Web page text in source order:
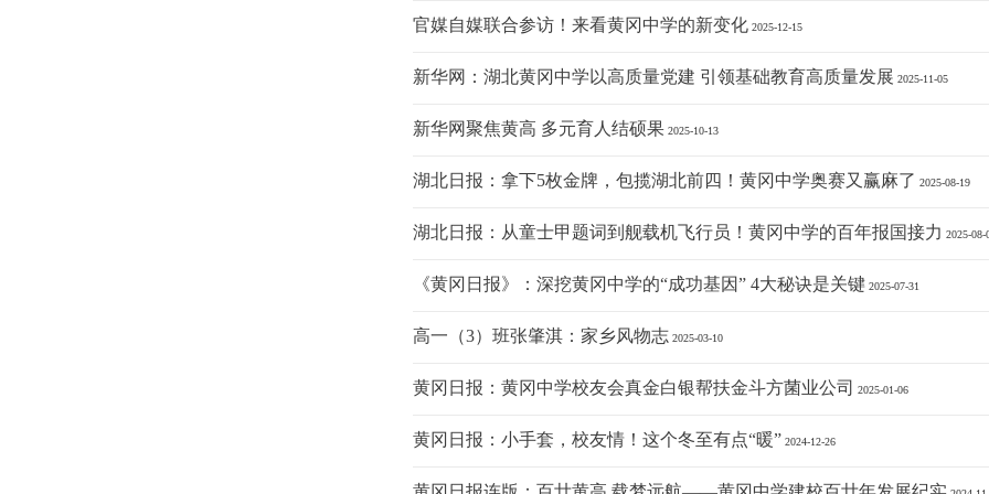
官媒自媒联合参访！来看黄冈中学的新变化 2025-12-15
新华网：湖北黄冈中学以高质量党建 引领基础教育高质量发展 2025-11-05
新华网聚焦黄高 多元育人结硕果 2025-10-13
湖北日报：拿下5枚金牌，包揽湖北前四！黄冈中学奥赛又赢麻了 2025-08-19
湖北日报：从童士甲题词到舰载机飞行员！黄冈中学的百年报国接力 2025-08-
《黄冈日报》：深挖黄冈中学的“成功基因” 4大秘诀是关键 2025-07-31
高一（3）班张肇淇：家乡风物志 2025-03-10
黄冈日报：黄冈中学校友会真金白银帮扶金斗方菌业公司 2025-01-06
黄冈日报：小手套，校友情！这个冬至有点“暖” 2024-12-26